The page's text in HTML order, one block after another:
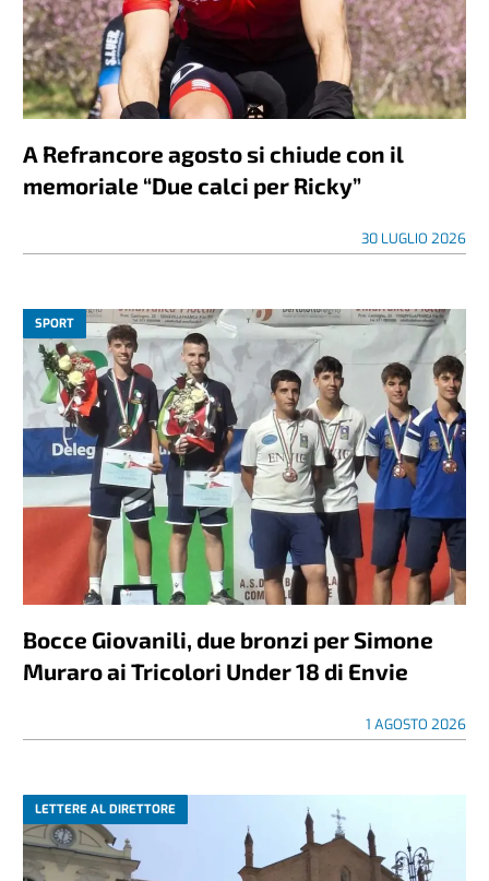
A Refrancore agosto si chiude con il
memoriale “Due calci per Ricky”
30 LUGLIO 2026
SPORT
Bocce Giovanili, due bronzi per Simone
Muraro ai Tricolori Under 18 di Envie
1 AGOSTO 2026
LETTERE AL DIRETTORE